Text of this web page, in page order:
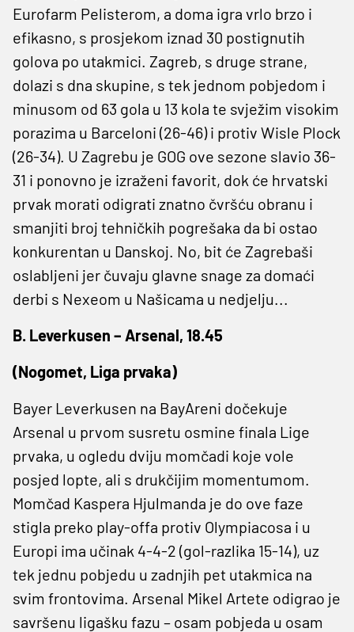
Eurofarm Pelisterom, a doma igra vrlo brzo i
efikasno, s prosjekom iznad 30 postignutih
golova po utakmici. Zagreb, s druge strane,
dolazi s dna skupine, s tek jednom pobjedom i
minusom od 63 gola u 13 kola te svježim visokim
porazima u Barceloni (26-46) i protiv Wisle Plock
(26-34). U Zagrebu je GOG ove sezone slavio 36-
31 i ponovno je izraženi favorit, dok će hrvatski
prvak morati odigrati znatno čvršću obranu i
smanjiti broj tehničkih pogrešaka da bi ostao
konkurentan u Danskoj. No, bit će Zagrebaši
oslabljeni jer čuvaju glavne snage za domaći
derbi s Nexeom u Našicama u nedjelju...
B. Leverkusen – Arsenal, 18.45
(Nogomet, Liga prvaka)
Bayer Leverkusen na BayAreni dočekuje
Arsenal u prvom susretu osmine finala Lige
prvaka, u ogledu dviju momčadi koje vole
posjed lopte, ali s drukčijim momentumom.
Momčad Kaspera Hjulmanda je do ove faze
stigla preko play-offa protiv Olympiacosa i u
Europi ima učinak 4-4-2 (gol-razlika 15-14), uz
tek jednu pobjedu u zadnjih pet utakmica na
svim frontovima. Arsenal Mikel Artete odigrao je
savršenu ligašku fazu – osam pobjeda u osam